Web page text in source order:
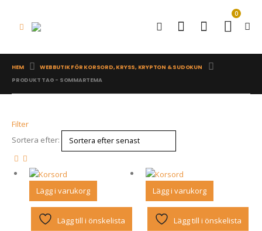
0
HEM
WEBBUTIK FÖR KORSORD, KRYSS, KRYPTON & SUDOKUN
PRODUKT TAG - SOMMARTEMA
Filter
Sortera efter:
Lägg i varukorg
Lägg till i önskelista
Lägg i varukorg
Lägg till i önskelista